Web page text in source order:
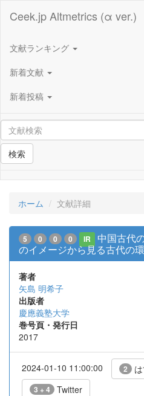
Ceek.jp Altmetrics (α ver.)
文献ランキング
新着文献
新着投稿
検索
ホーム 文献詳細
5 0 0 0 IR
中国古代
のイメージから見る古代の
著者
矢島 明希子
出版者
慶應義塾大学
巻号頁・発行日
2017
2024-01-10 11:00:00 2
3 + 4 Twitter